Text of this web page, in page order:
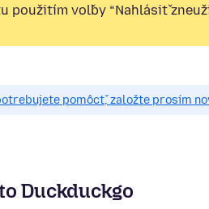
použitím voľby “Nahlásiť
pomôcť, založte prosím
Duckduckgo